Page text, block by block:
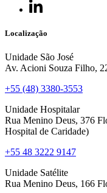
Localização
Unidade São José
Av. Acioni Souza Filho,
+55 (48) 3380-3553
Unidade Hospitalar
Rua Menino Deus, 376
Hospital de Caridade)
+55 48 3222 9147
Unidade Satélite
Rua Menino Deus, 166